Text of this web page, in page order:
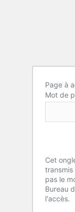
Page à
Mot de
Cet
pas le
Bureau
l'accès.